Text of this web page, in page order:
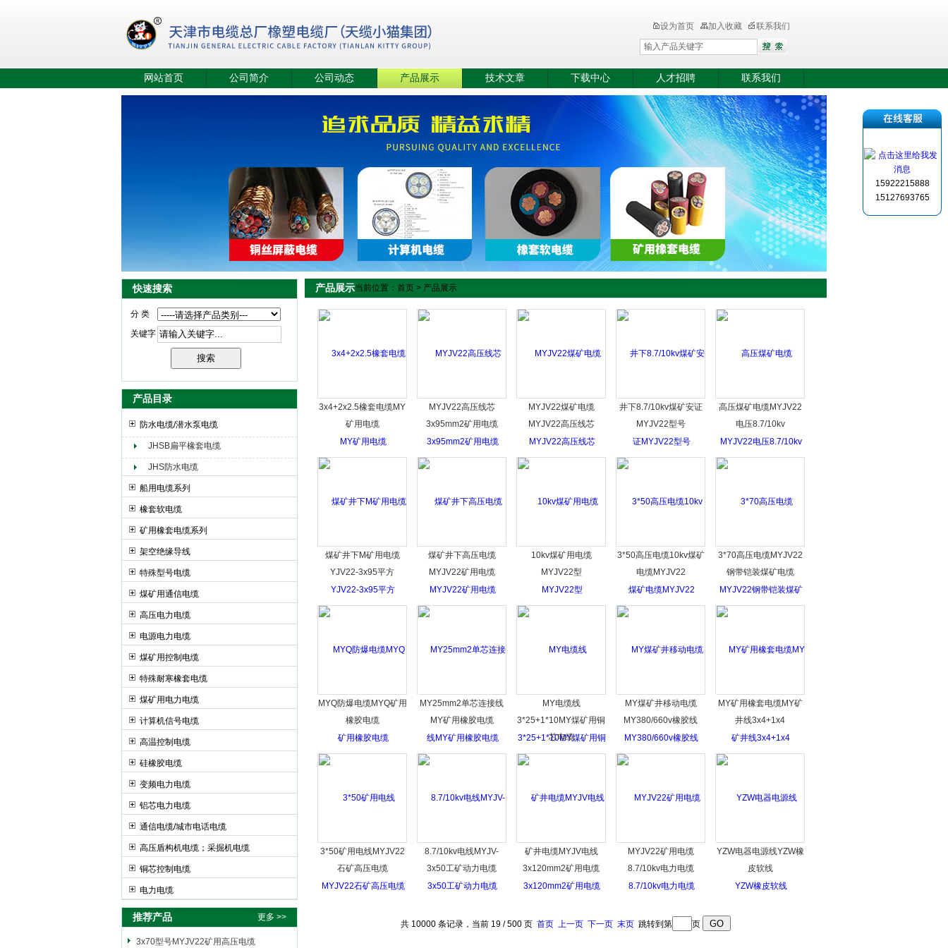
天津市电缆总厂橡塑电缆厂（天缆小猫集团）
设为首页 加入收藏 联系我们
网站首页 公司简介 公司动态 产品展示 技术文章 下载中心 人才招聘 联系我们
快速搜索
分 类
关键字
产品目录
防水电缆/潜水泵电缆
JHSB扁平橡套电缆
JHS防水电缆
船用电缆系列
橡套软电缆
矿用橡套电缆系列
架空绝缘导线
特殊型号电缆
煤矿用通信电缆
高压电力电缆
电源电力电缆
煤矿用控制电缆
特殊耐寒橡套电缆
煤矿用电力电缆
计算机信号电缆
高温控制电缆
硅橡胶电缆
变频电力电缆
铝芯电力电缆
通信电缆/城市电话电缆
高压盾构机电缆；采掘机电缆
铜芯控制电缆
电力电缆
推荐产品 更多 >>
3x70型号MYJV22矿用高压电缆
产品展示当前位置： 首页 > 产品展示
3x4+2x2.5橡套电缆MY
矿用电缆
MYJV22高压线芯
3x95mm2矿用电缆
MYJV22煤矿电缆
MYJV22高压线芯
井下8.7/10kv煤矿安证
MYJV22型号
高压煤矿电缆MYJV22
电压8.7/10kv
煤矿井下M矿用电缆
YJV22-3x95平方
煤矿井下高压电缆
MYJV22矿用电缆
10kv煤矿用电缆
MYJV22型
3*50高压电缆10kv煤矿
电缆MYJV22
3*70高压电缆MYJV22
钢带铠装煤矿电缆
MYQ防爆电缆MYQ矿用
橡胶电缆
MY25mm2单芯连接线
MY矿用橡胶电缆
MY电缆线
3*25+1*10MY煤矿用铜
芯电缆
MY煤矿井移动电缆
MY380/660v橡胶线
MY矿用橡套电缆MY矿
井线3x4+1x4
3*50矿用电线MYJV22
石矿高压电缆
8.7/10kv电线MYJV-
3x50工矿动力电缆
矿井电缆MYJV电线
3x120mm2矿用电缆
MYJV22矿用电缆
8.7/10kv电力电缆
YZW电器电源线YZW橡
皮软线
共 10000 条记录，当前 19 / 500 页 首页 上一页 下一页 末页 跳转到第 页
15922215888
15127693765